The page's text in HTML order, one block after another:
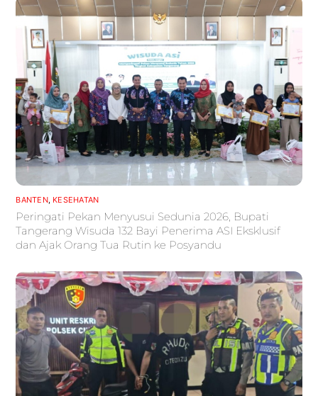
BANTEN, KESEHATAN
Peringati Pekan Menyusui Sedunia 2026, Bupati
Tangerang Wisuda 132 Bayi Penerima ASI Eksklusif
dan Ajak Orang Tua Rutin ke Posyandu